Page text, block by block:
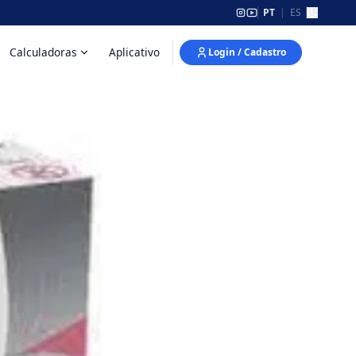
PT | ES
Calculadoras Aplicativo Login / Cadastro